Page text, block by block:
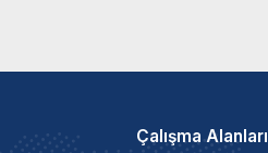
Çalışma Alanları